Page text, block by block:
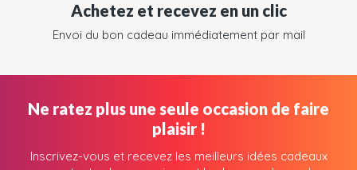
Achetez et recevez en un clic
Envoi du bon cadeau immédiatement par mail
Ne ratez plus une seule occasion de faire
plaisir !
Inscrivez-vous et recevez les meilleurs idées cadeaux